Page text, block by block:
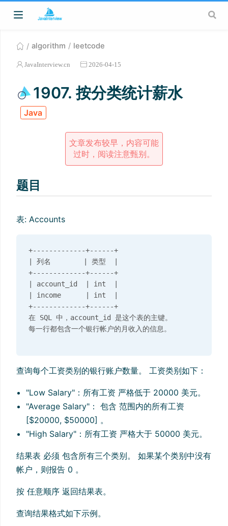
algorithm leetcode
JavaInterview.cn 2026-04-15
1907. 按分类统计薪水
Java
文章发布较早，内容可能
过时，阅读注意甄别。
题目
表: Accounts
+-------------+------+
| 列名        | 类型  |
+-------------+------+
| account_id  | int  |
| income      | int  |
+-------------+------+
在 SQL 中，account_id 是这个表的主键。
查询每个工资类别的银行账户数量。 工资类别如下：
"Low Salary"：所有工资 严格低于 20000 美元。
"Average Salary"： 包含 范围内的所有工资
[$20000, $50000] 。
"High Salary"：所有工资 严格大于 50000 美元。
结果表 必须 包含所有三个类别。 如果某个类别中没有
帐户，则报告 0 。
按 任意顺序 返回结果表。
查询结果格式如下示例。